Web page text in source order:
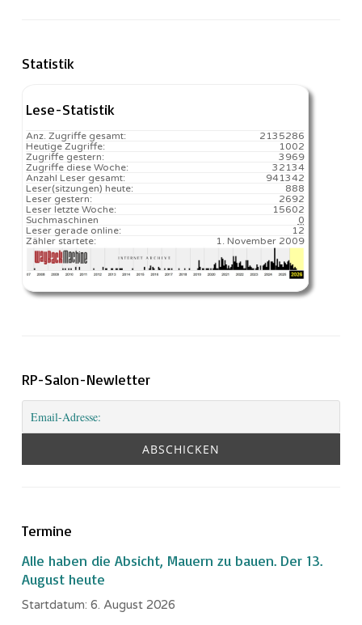
Statistik
Lese-Statistik
2135286
Anz. Zugriffe gesamt:
1002
Heutige Zugriffe:
3969
Zugriffe gestern:
32134
Zugriffe diese Woche:
941342
Anzahl Leser gesamt:
888️
Leser(sitzungen) heute:
2692
Leser gestern:
15602️
Leser letzte Woche:
0
Suchmaschinen
12
Leser gerade online:
1. November 2009
Zähler startete:
RP-Salon-Newletter
Termine
Alle haben die Absicht, Mauern zu bauen. Der 13.
August heute
Startdatum: 6. August 2026